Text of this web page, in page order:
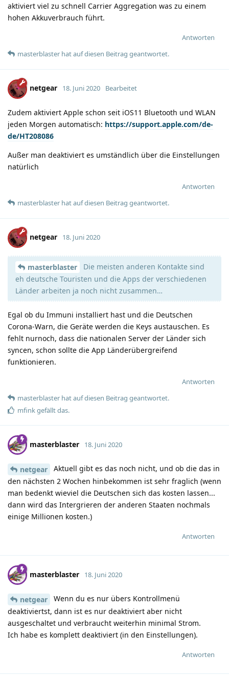
aktiviert viel zu schnell Carrier Aggregation was zu einem
hohen Akkuverbrauch führt.
Antworten
masterblaster hatauf diesen Beitrag geantwortet.
netgear 18. Juni 2020 Bearbeitet
Zudem aktiviert Apple schon seit iOS11 Bluetooth und WLAN
jeden Morgen automatisch: https://support.apple.com/de-
de/HT208086
Außer man deaktiviert es umständlich über die Einstellungen
natürlich
Antworten
masterblaster hatauf diesen Beitrag geantwortet.
netgear 18. Juni 2020
masterblaster
Die meisten anderen Kontakte sind
eh deutsche Touristen und die Apps der verschiedenen
Länder arbeiten ja noch nicht zusammen…
Egal ob du Immuni installiert hast und die Deutschen
Corona-Warn, die Geräte werden die Keys austauschen. Es
fehlt nurnoch, dass die nationalen Server der Länder sich
syncen, schon sollte die App Länderübergreifend
funktionieren.
Antworten
masterblaster hatauf diesen Beitrag geantwortet.
mfinkgefällt das.
masterblaster 18. Juni 2020
netgear
Aktuell gibt es das noch nicht, und ob die das in
den nächsten 2 Wochen hinbekommen ist sehr fraglich (wenn
man bedenkt wieviel die Deutschen sich das kosten lassen...
dann wird das Intergrieren der anderen Staaten nochmals
einige Millionen kosten.)
Antworten
masterblaster 18. Juni 2020
netgear
Wenn du es nur übers Kontrollmenü
deaktiviertst, dann ist es nur deaktiviert aber nicht
ausgeschaltet und verbraucht weiterhin minimal Strom.
Ich habe es komplett deaktiviert (in den Einstellungen).
Antworten